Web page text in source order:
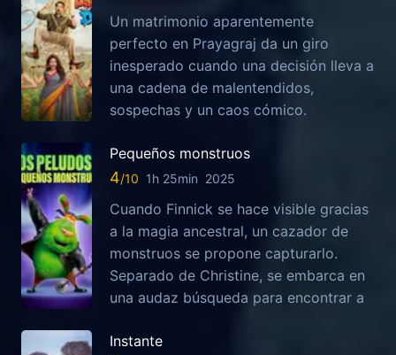
Un matrimonio aparentemente
perfecto en Prayagraj da un giro
inesperado cuando una decisión lleva a
una cadena de malentendidos,
sospechas y un caos cómico.
Pequeños monstruos
4 1h 25min 2025
Cuando Finnick se hace visible gracias
a la magia ancestral, un cazador de
monstruos se propone capturarlo.
Separado de Christine, se embarca en
una audaz búsqueda para encontrar a
Instante